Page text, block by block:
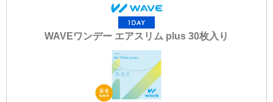
WAVEワンデー エアスリム plus 30枚入り